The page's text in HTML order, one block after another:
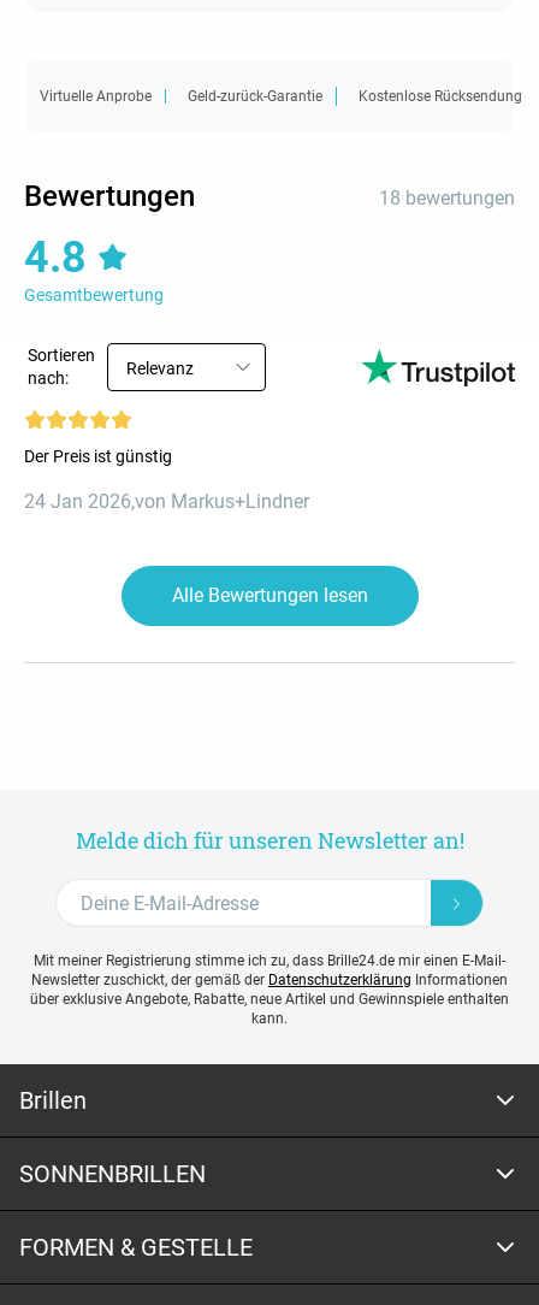
Virtuelle Anprobe Geld-zurück-Garantie Kostenlose Rücksendung
Bewertungen 18 bewertungen
4.8
Gesamtbewertung
Sortieren
nach:
Relevanz
Der Preis ist günstig
24 Jan 2026,von Markus+Lindner
Alle Bewertungen lesen
Melde dich für unseren Newsletter an!
Mit meiner Registrierung stimme ich zu, dass Brille24.de mir einen E-Mail-
Newsletter zuschickt, der gemäß der Datenschutzerklärung Informationen
über exklusive Angebote, Rabatte, neue Artikel und Gewinnspiele enthalten
kann.
Brillen
SONNENBRILLEN
FORMEN & GESTELLE